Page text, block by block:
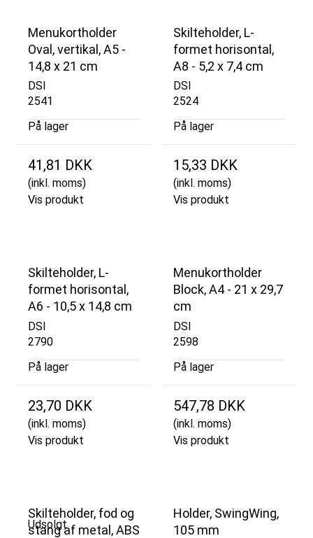
Menukortholder
Oval, vertikal, A5 -
14,8 x 21 cm
DSI
2541
På lager
41,81 DKK
(inkl. moms)
Vis produkt
Skilteholder, L-
formet horisontal,
A8 - 5,2 x 7,4 cm
DSI
2524
På lager
15,33 DKK
(inkl. moms)
Vis produkt
Skilteholder, L-
formet horisontal,
A6 - 10,5 x 14,8 cm
DSI
2790
På lager
23,70 DKK
(inkl. moms)
Vis produkt
Menukortholder
Block, A4 - 21 x 29,7
cm
DSI
2598
På lager
547,78 DKK
(inkl. moms)
Vis produkt
Udsolgt
Skilteholder, fod og
stang af metal, ABS
Holder, SwingWing,
105 mm